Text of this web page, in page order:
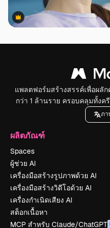
Premium
Premium
แพลตฟอร์มสร้างสรรค์เพื่อผลั
กว่า 1 ล้านราย ครอบคลุมทั้งค
ภา
ผลิตภัณฑ์
Spaces
ผู้ช่วย AI
เครื่องมือสร้างรูปภาพด้วย AI
เครื่องมือสร้างวิดีโอด้วย AI
เครื่องกำเนิดเสียง AI
สต็อกเนื้อหา
MCP สำหรับ Claude/ChatGPT